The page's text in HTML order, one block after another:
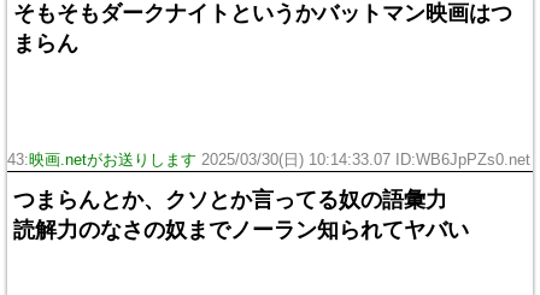
そもそもダークナイトというかバットマン映画はつ
まらん
43:映画.netがお送りします 2025/03/30(日) 10:14:33.07 ID:WB6JpPZs0.net
つまらんとか、クソとか言ってる奴の語彙力
読解力のなさの奴までノーラン知られてヤバい